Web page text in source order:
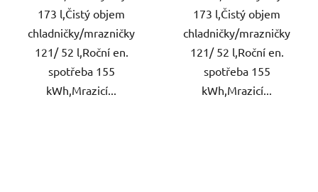
173 l,Čistý objem
chladničky/mrazničky
121/ 52 l,Roční en.
spotřeba 155
kWh,Mrazicí...
173 l,Čistý objem
chladničky/mrazničky
121/ 52 l,Roční en.
spotřeba 155
kWh,Mrazicí...